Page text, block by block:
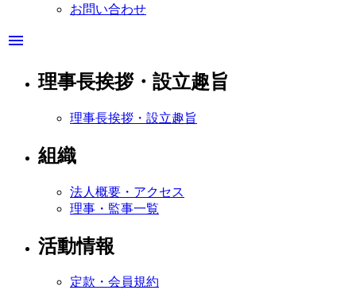
お問い合わせ
menu
理事長挨拶・設立趣旨
理事長挨拶・設立趣旨
組織
法人概要・アクセス
理事・監事一覧
活動情報
定款・会員規約